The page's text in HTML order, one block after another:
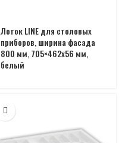
Лоток LINE для столовых
приборов, ширина фасада
800 мм, 705×462х56 мм,
белый